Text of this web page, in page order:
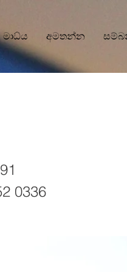
මාධ්ය අමතන්න
0336